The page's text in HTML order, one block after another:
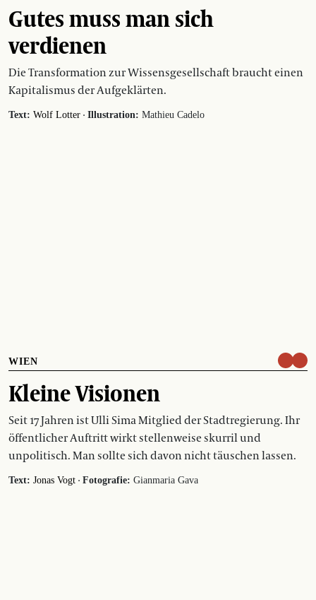
Gutes muss man sich
verdienen
Die Transformation zur Wissensgesellschaft braucht einen
Kapitalismus der Aufgeklärten.
Text: Wolf Lotter · Illustration: Mathieu Cadelo
WIEN
Kleine Visionen
Seit 17 Jahren ist Ulli Sima Mitglied der Stadtregierung. Ihr
öffentlicher Auftritt wirkt stellenweise skurril und
unpolitisch. Man sollte sich davon nicht täuschen lassen.
Text: Jonas Vogt · Fotografie: Gianmaria Gava